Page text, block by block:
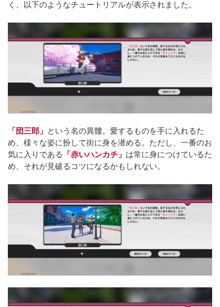
く、以下のようなチュートリアルが表示されました。
「団三郎」 という名の異髏。愛するものを手に入れるた
め、様々な姿に扮して街に身を潜める。ただし、一番のお
気に入りである
「赤いハンカチ」 は常に身につけているた
め、それが見破るコツになるかもしれない。